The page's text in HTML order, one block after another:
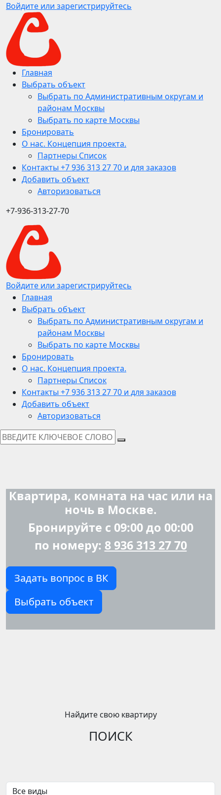
Войдите или зарегистрируйтесь
Главная
Выбрать объект
Выбрать по Административным округам и
районам Москвы
Выбрать по карте Москвы
Бронировать
О нас. Концепция проекта.
Партнеры Список
Контакты +7 936 313 27 70 и для заказов
Добавить объект
Авторизоваться
+7-936-313-27-70
Войдите или зарегистрируйтесь
Главная
Выбрать объект
Выбрать по Административным округам и
районам Москвы
Выбрать по карте Москвы
Бронировать
О нас. Концепция проекта.
Партнеры Список
Контакты +7 936 313 27 70 и для заказов
Добавить объект
Авторизоваться
Квартира, комната на час или на
ночь в Москве.
Бронируйте с 09:00 до 00:00
по номеру: 8 936 313 27 70
Задать вопрос в ВК
Выбрать объект
Найдите свою квартиру
ПОИСК